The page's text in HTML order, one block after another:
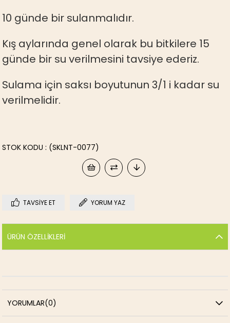
10 günde bir sulanmalıdır.
Kış aylarında genel olarak bu bitkilere 15
günde bir su verilmesini tavsiye ederiz.
Sulama için saksı boyutunun 3/1 i kadar su
verilmelidir.
(SKLNT-0077)
STOK KODU
TAVSIYE ET YORUM YAZ
ÜRÜN ÖZELLIKLERI
YORUMLAR(0)